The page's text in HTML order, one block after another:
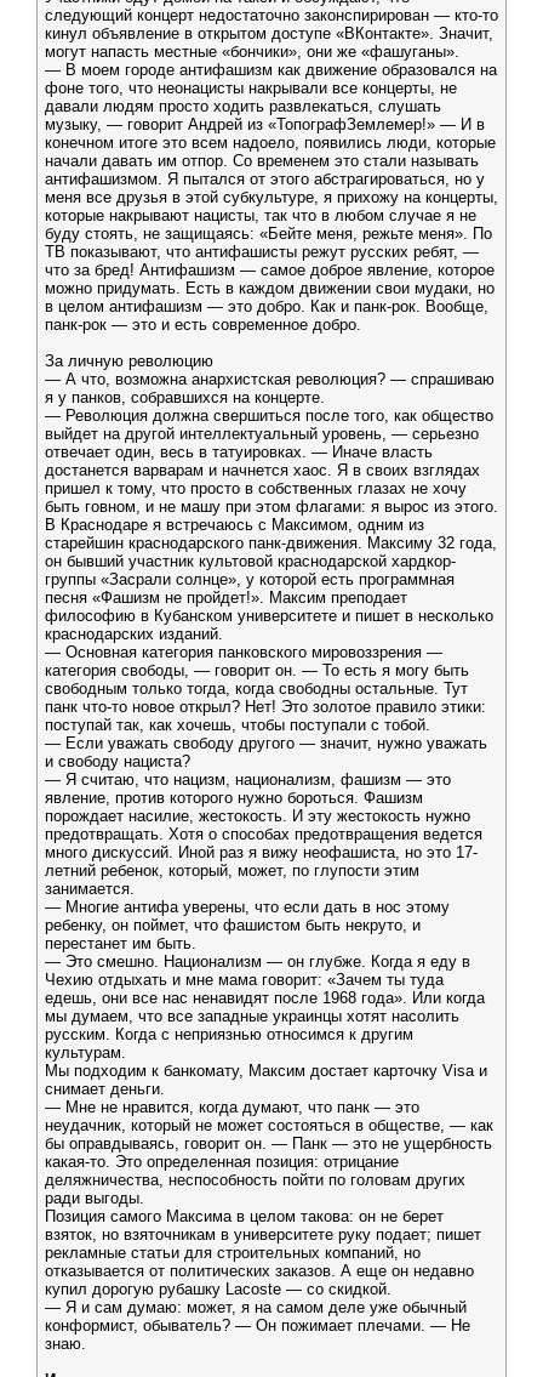
следующий концерт недостаточно законспирирован — кто-то
кинул объявление в открытом доступе «ВКонтакте». Значит,
могут напасть местные «бончики», они же «фашуганы».
— В моем городе антифашизм как движение образовался на
фоне того, что неонацисты накрывали все концерты, не
давали людям просто ходить развлекаться, слушать
музыку, — говорит Андрей из «ТопографЗемлемер!» — И в
конечном итоге это всем надоело, появились люди, которые
начали давать им отпор. Со временем это стали называть
антифашизмом. Я пытался от этого абстрагироваться, но у
меня все друзья в этой субкультуре, я прихожу на концерты,
которые накрывают нацисты, так что в любом случае я не
буду стоять, не защищаясь: «Бейте меня, режьте меня». По
ТВ показывают, что антифашисты режут русских ребят, —
что за бред! Антифашизм — самое доброе явление, которое
можно придумать. Есть в каждом движении свои мудаки, но
в целом антифашизм — это добро. Как и панк-рок. Вообще,
панк-рок — это и есть современное добро.
За личную революцию
— А что, возможна анархистская революция? — спрашиваю
я у панков, собравшихся на концерте.
— Революция должна свершиться после того, как общество
выйдет на другой интеллектуальный уровень, — серьезно
отвечает один, весь в татуировках. — Иначе власть
достанется варварам и начнется хаос. Я в своих взглядах
пришел к тому, что просто в собственных глазах не хочу
быть говном, и не машу при этом флагами: я вырос из этого.
В Краснодаре я встречаюсь с Максимом, одним из
старейшин краснодарского панк-движения. Максиму 32 года,
он бывший участник культовой краснодарской хардкор-
группы «Засрали солнце», у которой есть программная
песня «Фашизм не пройдет!». Максим преподает
философию в Кубанском университете и пишет в несколько
краснодарских изданий.
— Основная категория панковского мировоззрения —
категория свободы, — говорит он. — То есть я могу быть
свободным только тогда, когда свободны остальные. Тут
панк что-то новое открыл? Нет! Это золотое правило этики:
поступай так, как хочешь, чтобы поступали с тобой.
— Если уважать свободу другого — значит, нужно уважать
и свободу нациста?
— Я считаю, что нацизм, национализм, фашизм — это
явление, против которого нужно бороться. Фашизм
порождает насилие, жестокость. И эту жестокость нужно
предотвращать. Хотя о способах предотвращения ведется
много дискуссий. Иной раз я вижу неофашиста, но это 17-
летний ребенок, который, может, по глупости этим
занимается.
— Многие антифа уверены, что если дать в нос этому
ребенку, он поймет, что фашистом быть некруто, и
перестанет им быть.
— Это смешно. Национализм — он глубже. Когда я еду в
Чехию отдыхать и мне мама говорит: «Зачем ты туда
едешь, они все нас ненавидят после 1968 года». Или когда
мы думаем, что все западные украинцы хотят насолить
русским. Когда с неприязнью относимся к другим
культурам.
Мы подходим к банкомату, Максим достает карточку Visa и
снимает деньги.
— Мне не нравится, когда думают, что панк — это
неудачник, который не может состояться в обществе, — как
бы оправдываясь, говорит он. — Панк — это не ущербность
какая-то. Это определенная позиция: отрицание
деляжничества, неспособность пойти по головам других
ради выгоды.
Позиция самого Максима в целом такова: он не берет
взяток, но взяточникам в университете руку подает; пишет
рекламные статьи для строительных компаний, но
отказывается от политических заказов. А еще он недавно
купил дорогую рубашку Lacoste — со скидкой.
— Я и сам думаю: может, я на самом деле уже обычный
конформист, обыватель? — Он пожимает плечами. — Не
знаю.